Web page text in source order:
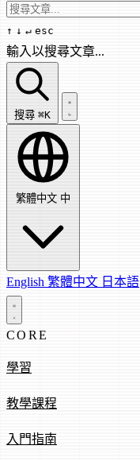
↑ ↓ ↵ esc
輸入以搜尋文章...
搜尋文章...
搜尋 ⌘K
繁體中文 中
English 繁體中文 日本語
CORE
學習
教學課程
入門指南